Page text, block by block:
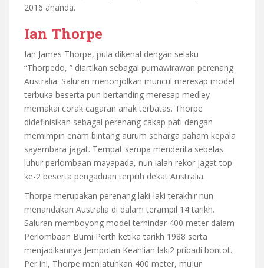
2016 ananda.
Ian Thorpe
Ian James Thorpe, pula dikenal dengan selaku
“Thorpedo, ” diartikan sebagai purnawirawan perenang
Australia. Saluran menonjolkan muncul meresap model
terbuka beserta pun bertanding meresap medley
memakai corak cagaran anak terbatas. Thorpe
didefinisikan sebagai perenang cakap pati dengan
memimpin enam bintang aurum seharga paham kepala
sayembara jagat. Tempat serupa menderita sebelas
luhur perlombaan mayapada, nun ialah rekor jagat top
ke-2 beserta pengaduan terpilih dekat Australia.
Thorpe merupakan perenang laki-laki terakhir nun
menandakan Australia di dalam terampil 14 tarikh.
Saluran memboyong model terhindar 400 meter dalam
Perlombaan Bumi Perth ketika tarikh 1988 serta
menjadikannya Jempolan Keahlian laki2 pribadi bontot.
Per ini, Thorpe menjatuhkan 400 meter, mujur